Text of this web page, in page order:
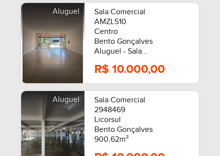
Aluguel
Sala Comercial
AMZL510
Centro
Bento Gonçalves
Aluguel - Sala...
R$ 10.000,00
Aluguel
Sala Comercial
2948469
Licorsul
Bento Gonçalves
900,62m²